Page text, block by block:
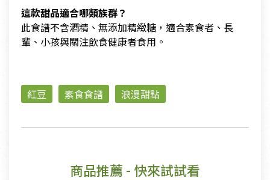
這款甜品適合哪類族群？
此食譜不含酒精、無添加精緻糖，適合素食者、長
輩、小孩與關注飲食健康者食用。
紅豆 素食食譜 浪漫甜點
商品推薦 - 快來試試看